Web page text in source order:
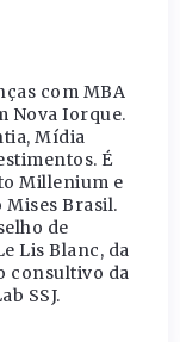
com MBA
Nova Iorque.
Mídia
É
Millenium e
Brasil.
de
Lis Blanc, da
consultivo da
SSJ.